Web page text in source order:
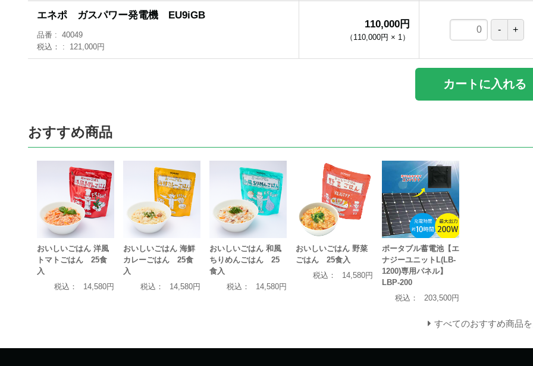
エネポ ガスパワー発電機 EU9iGB
品番
40049
税込：
121,000円
110,000円
（ 110,000円 × 1）
カートに入れる
おすすめ商品
おいしいごはん 洋風
トマトごはん 25食
入
税込：
14,580円
おいしいごはん 海鮮
カレーごはん 25食
入
税込：
14,580円
おいしいごはん 和風
ちりめんごはん 25
食入
税込：
14,580円
おいしいごはん 野菜
ごはん 25食入
税込：
14,580円
ポータブル蓄電池【エ
ナジーユニットL(LB-
1200)専用パネル】
LBP-200
税込：
203,500円
すべてのおすすめ商品